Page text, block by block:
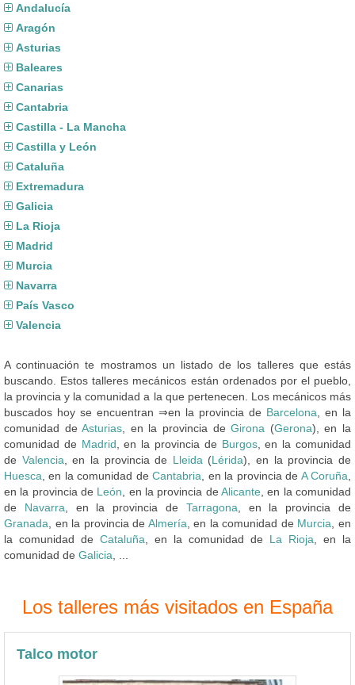
Andalucía
Aragón
Asturias
Baleares
Canarias
Cantabria
Castilla - La Mancha
Castilla y León
Cataluña
Extremadura
Galicia
La Rioja
Madrid
Murcia
Navarra
País Vasco
Valencia
A continuación te mostramos un listado de los talleres que estás
buscando. Estos talleres mecánicos están ordenados por el pueblo,
la provincia y la comunidad a la que pertenecen. Los mecánicos más
buscados hoy se encuentran ⇒en la provincia de Barcelona , en la
comunidad deAsturias , en la provincia deGirona (Gerona), en la
comunidad de Madrid , en la provincia de Burgos, en la comunidad
de Valencia , en la provincia de Lleida (Lérida), en la provincia de
Huesca , en la comunidad deCantabria , en la provincia de A Coruña
en la provincia de León , en la provincia deAlicante , en la comunidad
de Navarra , en la provincia de Tarragona , en la provincia de
Granada , en la provincia de Almería , en la comunidad de Murcia , en
la comunidad de Cataluña , en la comunidad de La Rioja , en la
comunidad de Galicia
Los talleres más visitados en España
Talco motor